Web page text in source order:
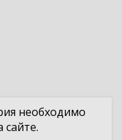
необходимо
сайте.